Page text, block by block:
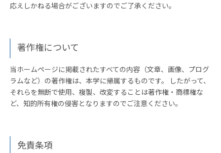
応えしかねる場合がございますのでご了承ください。
著作権について
当ホームページに掲載されたすべての内容（文章、画像、プログ
ラムなど）の著作権は、本学に帰属するものです。 したがって、
それらを無断で使用、複製、改変することは著作権・商標権な
ど、知的所有権の侵害となりますのでご注意ください。
免責条項